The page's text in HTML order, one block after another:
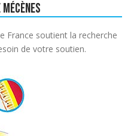
France soutient la recherche
de votre soutien.